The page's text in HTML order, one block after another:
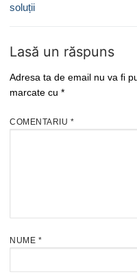
soluții
Lasă un răspuns
Adresa ta de email nu va fi
marcate cu *
COMENTARIU *
NUME *